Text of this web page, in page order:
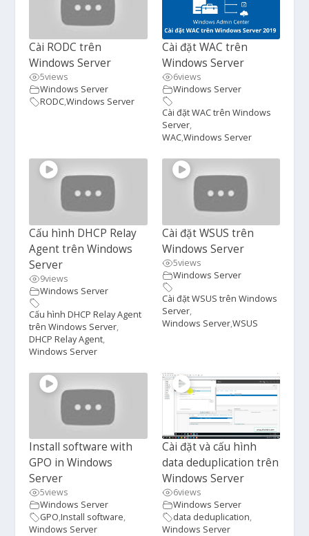
Cài RODC trên
Windows Server
5views
Windows Server
RODC,Windows Server
Cài đặt WAC trên
Windows Server
6views
Windows Server
Cài đặt WAC trên Windows
Server,
WAC,Windows Server
Cấu hình DHCP Relay
Agent trên Windows
Server
9views
Windows Server
Cấu hình DHCP Relay Agent
trên Windows Server,
DHCP Relay Agent,
Windows Server
Cài đặt WSUS trên
Windows Server
5views
Windows Server
Cài đặt WSUS trên Windows
Server,
Windows Server,WSUS
Install software with
GPO in Windows
Server
5views
Windows Server
GPO,Install software,
Windows Server
Cài đặt và cấu hình
data deduplication trên
Windows Server
6views
Windows Server
data deduplication,
Windows Server